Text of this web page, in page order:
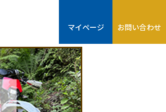
マイページ お問い合わせ